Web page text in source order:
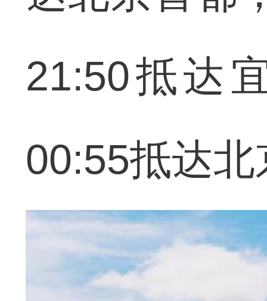
21:50抵达
00:55抵达